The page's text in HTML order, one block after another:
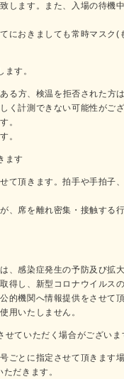
します。また、入場の待機
におきましても常時マスク(
す。
る方、検温を拒否された方
く計測できない可能性がご
。
。
ます
て頂きます。拍手や手拍子
、席を離れ密集・接触する
、感染症発生の予防及び拡
得し、新型コロナウイルス
的機関へ情報提供をさせて
用いたしません。
ていただく場合がございま
ごとに指定させて頂きます
だきます。